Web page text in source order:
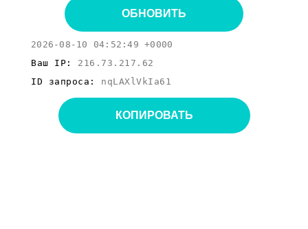
ОБНОВИТЬ
2026-08-10 04:52:49 +0000
Ваш IP: 216.73.217.62
ID запроса: nqLAXlVkIa61
КОПИРОВАТЬ